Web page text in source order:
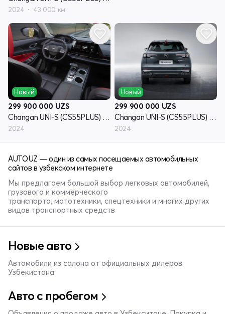
2024 43 000 км
Новый
299 900 000 UZS
Changan UNI-S (CS55PLUS) I - поколение
2024
Новый
299 900 000 UZS
Changan UNI-S (CS55PLUS) I - поколение
2024
AUTO.UZ — один из самых посещаемых автомобильных
сайтов в узбекском интернете
Мы предлагаем большой выбор легковых автомобилей,
грузового и коммерческого
транспорта, мототехники, спецтехники и многих других
видов транспортных средств
Новые авто
Автомобили из салона от официальных дилеров
Узбекистана
Авто с пробегом